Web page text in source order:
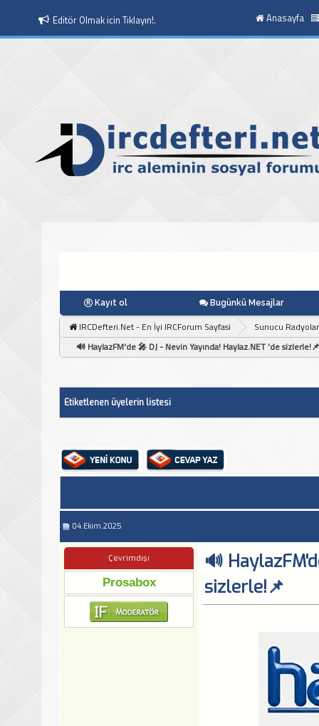
Moderatör Olmak icin Tıklayın!. Anasayfa
Kayıt ol Bugünkü Mesajlar
IRCDefteri.Net - En İyi IRCForum Sayfasi
Sunucu
🔊 HaylazFM'de 🎤 DJ - Nevin Yayında! Haylaz.NET 'de sizlerle!📌
Etiketlenen üyelerin listesi
04.Ekim.2025
Çevrimdışı
Prosabox
🔊
sizlerle!📌